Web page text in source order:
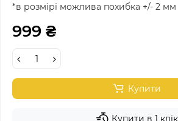
*в розмірі можлива похибка +/- 2 мм
999 ₴
Купити
Купити в 1 клік